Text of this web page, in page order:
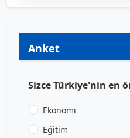
Anket
Sizce Türkiye'nin en
Ekonomi
Eğitim